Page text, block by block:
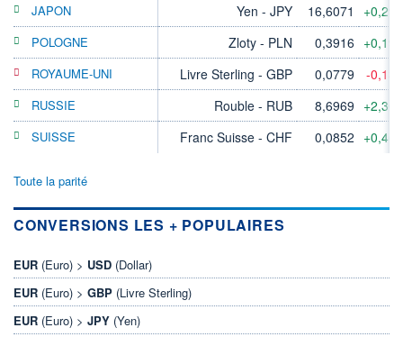
JAPON Yen - JPY 16,6071
POLOGNE Zloty - PLN 0,3916
ROYAUME-UNI Livre Sterling - GBP 0,0779 -
RUSSIE Rouble - RUB 8,6969
SUISSE Franc Suisse - CHF 0,0852
Toute la parité
CONVERSIONS LES + POPULAIRES
EUR (Euro) > USD (Dollar)
EUR (Euro) > GBP (Livre Sterling)
EUR (Euro) > JPY (Yen)